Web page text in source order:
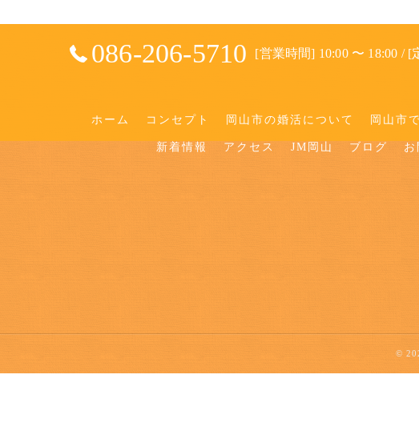
086-206-5710 [営業時間] 10:00 〜 18:00 / [
ホーム コンセプト 岡山市の婚活について 岡山市
新着情報 アクセス JM岡山 ブログ
©